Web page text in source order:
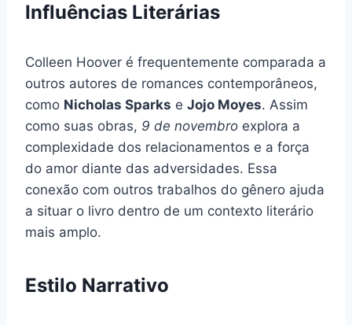
Influências Literárias
Colleen Hoover é frequentemente comparada a
outros autores de romances contemporâneos,
como Nicholas Sparks e Jojo Moyes. Assim
como suas obras, 9 de novembro explora a
complexidade dos relacionamentos e a força
do amor diante das adversidades. Essa
conexão com outros trabalhos do gênero ajuda
a situar o livro dentro de um contexto literário
mais amplo.
Estilo Narrativo